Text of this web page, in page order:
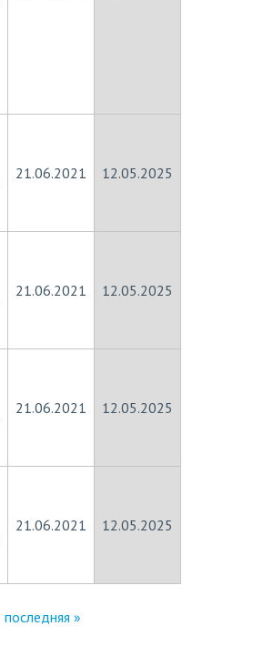
21.06.2021 12.05.2025
21.06.2021 12.05.2025
21.06.2021 12.05.2025
21.06.2021 12.05.2025
последняя »